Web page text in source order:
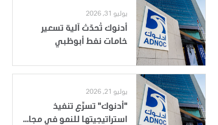
يوليو 31, 2026
أدنوك تُحدّث آلية تسعير
خامات نفط أبوظبي
يوليو 21, 2026
"أدنوك" تسرِّع تنفيذ
استراتيجيتها للنمو في مجا...